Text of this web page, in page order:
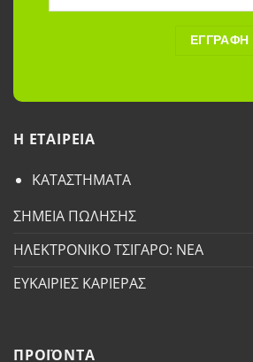
H ETAΙΡΕΙΑ
ΚΑΤΑΣΤΗΜΑΤΑ
ΣΗΜΕΙΑ ΠΩΛΗΣΗΣ
ΗΛΕΚΤΡΟΝΙΚΟ ΤΣΙΓΑΡΟ: ΝΕΑ
ΕΥΚΑΙΡΙΕΣ ΚΑΡΙΕΡΑΣ
ΠΡΟΪΟΝΤΑ